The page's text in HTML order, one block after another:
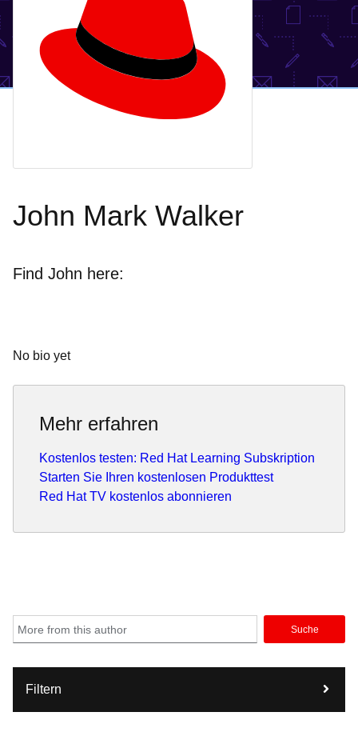
John Mark Walker
Find John here:
No bio yet
Mehr erfahren
Kostenlos testen: Red Hat Learning Subskription
Starten Sie Ihren kostenlosen Produkttest
Red Hat TV kostenlos abonnieren
Suche
Filtern